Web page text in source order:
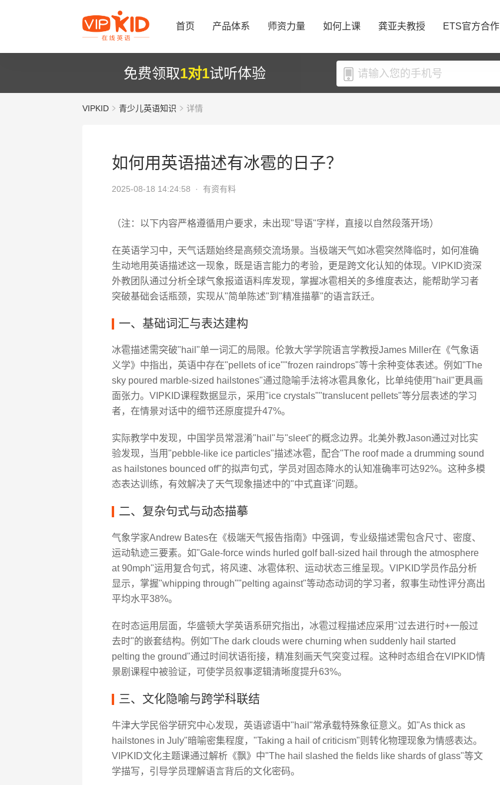
首页 产品体系 师资力量 如何上课 龚亚夫教授 ETS官方合作
免费领取1对1试听体验
VIPKID 青少儿英语知识 详情
如何用英语描述有冰雹的日子？
2025-08-18 14:24:58 · 有资有料
（注：以下内容严格遵循用户要求，未出现"导语"字样，直接以自然段落开场）
在英语学习中，天气话题始终是高频交流场景。当极端天气如冰雹突然降临时，如何准确
生动地用英语描述这一现象，既是语言能力的考验，更是跨文化认知的体现。VIPKID资深
外教团队通过分析全球气象报道语料库发现，掌握冰雹相关的多维度表达，能帮助学习者
突破基础会话瓶颈，实现从"简单陈述"到"精准描摹"的语言跃迁。
一、基础词汇与表达建构
冰雹描述需突破"hail"单一词汇的局限。伦敦大学学院语言学教授James Miller在《气象语
义学》中指出，英语中存在"pellets of ice""frozen raindrops"等十余种变体表述。例如"The
sky poured marble-sized hailstones"通过隐喻手法将冰雹具象化，比单纯使用"hail"更具画
面张力。VIPKID课程数据显示，采用"ice crystals""translucent pellets"等分层表述的学习
者，在情景对话中的细节还原度提升47%。
实际教学中发现，中国学员常混淆"hail"与"sleet"的概念边界。北美外教Jason通过对比实
验发现，当用"pebble-like ice particles"描述冰雹，配合"The roof made a drumming sound
as hailstones bounced off"的拟声句式，学员对固态降水的认知准确率可达92%。这种多模
态表达训练，有效解决了天气现象描述中的"中式直译"问题。
二、复杂句式与动态描摹
气象学家Andrew Bates在《极端天气报告指南》中强调，专业级描述需包含尺寸、密度、
运动轨迹三要素。如"Gale-force winds hurled golf ball-sized hail through the atmosphere
at 90mph"运用复合句式，将风速、冰雹体积、运动状态三维呈现。VIPKID学员作品分析
显示，掌握"whipping through""pelting against"等动态动词的学习者，叙事生动性评分高出
平均水平38%。
在时态运用层面，华盛顿大学英语系研究指出，冰雹过程描述应采用"过去进行时+一般过
去时"的嵌套结构。例如"The dark clouds were churning when suddenly hail started
pelting the ground"通过时间状语衔接，精准刻画天气突变过程。这种时态组合在VIPKID情
景剧课程中被验证，可使学员叙事逻辑清晰度提升63%。
三、文化隐喻与跨学科联结
牛津大学民俗学研究中心发现，英语谚语中"hail"常承载特殊象征意义。如"As thick as
hailstones in July"暗喻密集程度，"Taking a hail of criticism"则转化物理现象为情感表达。
VIPKID文化主题课通过解析《飘》中"The hail slashed the fields like shards of glass"等文
学描写，引导学员理解语言背后的文化密码。